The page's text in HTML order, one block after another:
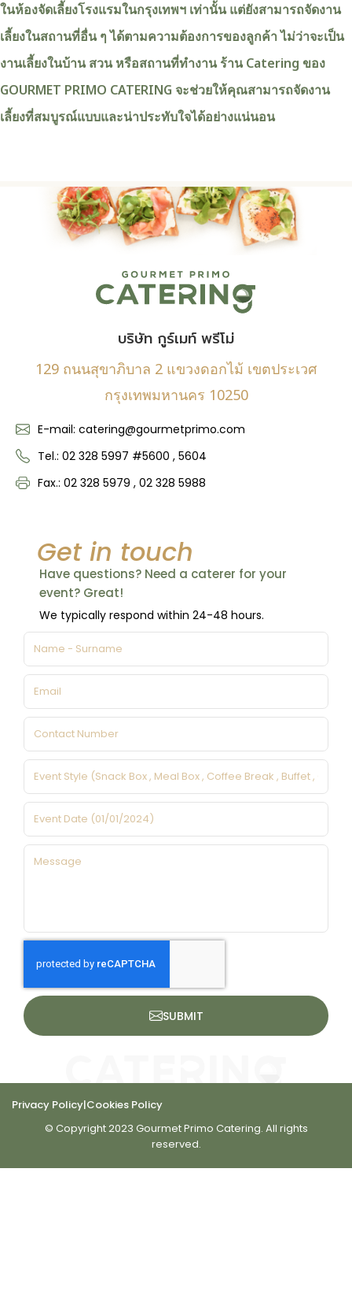
ในห้องจัดเลี้ยงโรงแรมในกรุงเทพฯ เท่านั้น แต่ยังสามารถจัดงาน
เลี้ยงในสถานที่อื่น ๆ ได้ตามความต้องการของลูกค้า ไม่ว่าจะเป็น
งานเลี้ยงในบ้าน สวน หรือสถานที่ทำงาน ร้าน Catering ของ
GOURMET PRIMO CATERING จะช่วยให้คุณสามารถจัดงาน
เลี้ยงที่สมบูรณ์แบบและน่าประทับใจได้อย่างแน่นอน
บริษัท กูร์เมท์ พรีโม่
129 ถนนสุขาภิบาล 2 แขวงดอกไม้ เขตประเวศ
กรุงเทพมหานคร 10250
E-mail: catering@gourmetprimo.com
Tel.: 02 328 5997 #5600 , 5604
Fax.: 02 328 5979 , 02 328 5988
Get in touch
Have questions? Need a caterer for your
event? Great!
We typically respond within 24-48 hours.
SUBMIT
Privacy Policy|Cookies Policy
© Copyright 2023 Gourmet Primo Catering. All rights
reserved.